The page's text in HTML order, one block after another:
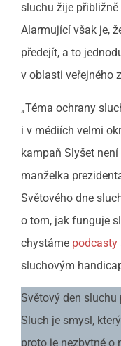
sluchu žije
Alarmující však je,
předejít, a to
v oblasti veřejného
„Téma ochrany
i v médiích velmi
kampaň Slyšet
manželka
Světového dne
o tom, jak funguje
chystáme podcasty
sluchovým
Světový den sluchu
Sluch je smysl,
proto je nezbytné o